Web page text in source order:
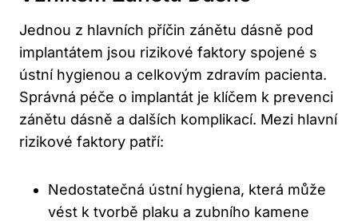
Jednou z hlavních příčin zánětu dásně pod
implantátem jsou rizikové faktory spojené s
ústní hygienou a celkovým zdravím pacienta.
Správná péče o implantát je klíčem k prevenci
zánětu dásně a dalších komplikací. Mezi hlavní
rizikové faktory patří:
Nedostatečná ústní hygiena, která může
vést k tvorbě plaku a zubního kamene